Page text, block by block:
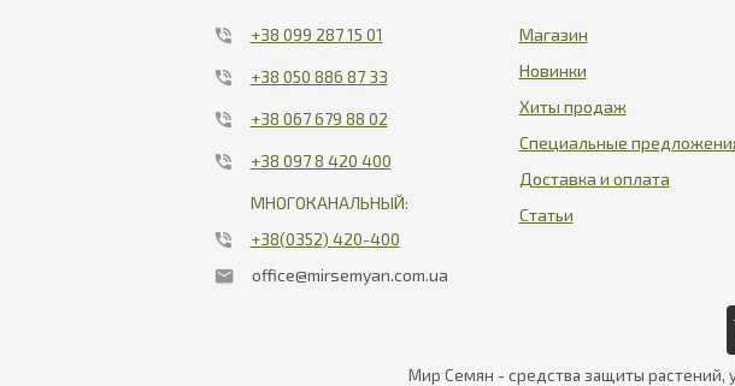
+38 099 287 15 01
+38 050 886 87 33
+38 067 679 88 02
+38 097 8 420 400
МНОГОКАНАЛЬНЫЙ:
+38(0352) 420-400
office@mirsemyan.com.ua
Магазин
Новинки
Хиты продаж
Специальные
Доставка и оплата
Статьи
Мир Семян - средства защиты растений,